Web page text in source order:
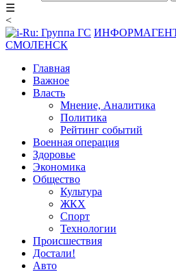
☰
<
СМОЛЕНСК
Главная
Важное
Власть
Мнение, Аналитика
Политика
Рейтинг событий
Военная операция
Здоровье
Экономика
Общество
Культура
ЖКХ
Спорт
Технологии
Происшествия
Достали!
Авто